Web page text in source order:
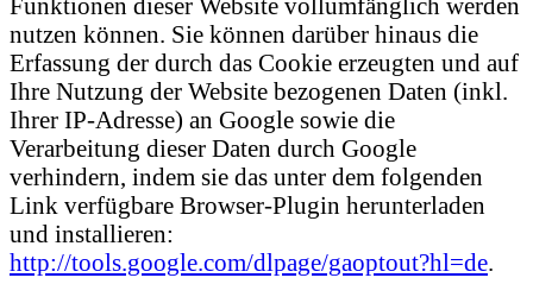
nutzen können. Sie können darüber hinaus die
Erfassung der durch das Cookie erzeugten und auf
Ihre Nutzung der Website bezogenen Daten (inkl.
Ihrer IP-Adresse) an Google sowie die
Verarbeitung dieser Daten durch Google
verhindern, indem sie das unter dem folgenden
Link verfügbare Browser-Plugin herunterladen
und installieren:
http://tools.google.com/dlpage/gaoptout?hl=de.